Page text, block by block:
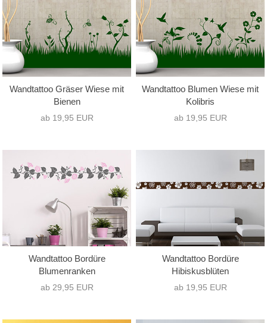
Wandtattoo Gräser Wiese mit
Bienen
ab 19,95 EUR
Wandtattoo Blumen Wiese mit
Kolibris
ab 19,95 EUR
Wandtattoo Bordüre
Blumenranken
ab 29,95 EUR
Wandtattoo Bordüre
Hibiskusblüten
ab 19,95 EUR